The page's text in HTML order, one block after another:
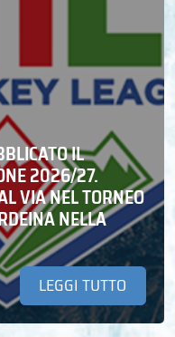
IL
2026/27.
VIA NEL TORNEO
NELLA
LEGGI TUTTO